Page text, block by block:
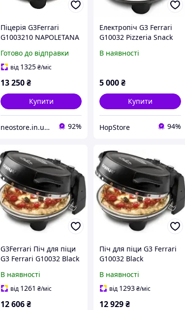
Піцерія G3Ferrari
G1003210 NAPOLETANA
Готово до відправки
від 1325₴/міс
13 250₴
Купити
neostore.in.ua - інтернет магазин 92%
Електропіч G3 Ferrari
G10032 Pizzeria Snack
В наявності
5 000₴
Купити
HopStore 94%
G3Ferrari Піч для піци
G3 Ferrari G10032 Black
В наявності
від 1261 ₴/міс
12 606₴
Піч для піци G3 Ferrari
G10032 Black
В наявності
від 1293₴/міс
12 929₴